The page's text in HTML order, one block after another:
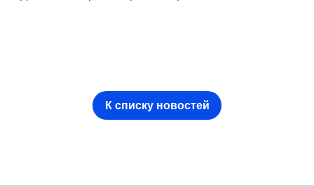
К списку новостей